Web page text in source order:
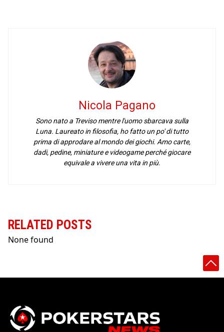
Nicola Pagano
Sono nato a Treviso mentre l'uomo sbarcava sulla
Luna. Laureato in filosofia, ho fatto un po' di tutto
prima di approdare al mondo dei giochi. Amo carte,
dadi, pedine, miniature e videogame perché giocare
equivale a vivere una vita in più.
RELATED POSTS
None found